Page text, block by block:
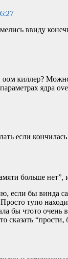
ввиду
киллер?
ядра
если
больше нет”,
если бы винда
Просто тупо
бы чтото
сказать “прости,